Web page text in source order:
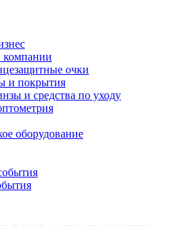
очки
и покрытия
и средства по уходу
оборудование